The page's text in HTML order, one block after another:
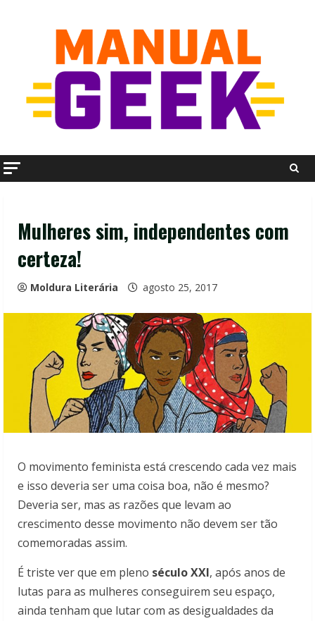
Mulheres sim, independentes com
certeza!
Moldura Literária agosto 25, 2017
O movimento feminista está crescendo cada vez mais
e isso deveria ser uma coisa boa, não é mesmo?
Deveria ser, mas as razões que levam ao
crescimento desse movimento não devem ser tão
comemoradas assim.
É triste ver que em pleno século XXI, após anos de
lutas para as mulheres conseguirem seu espaço,
ainda tenham que lutar com as desigualdades da